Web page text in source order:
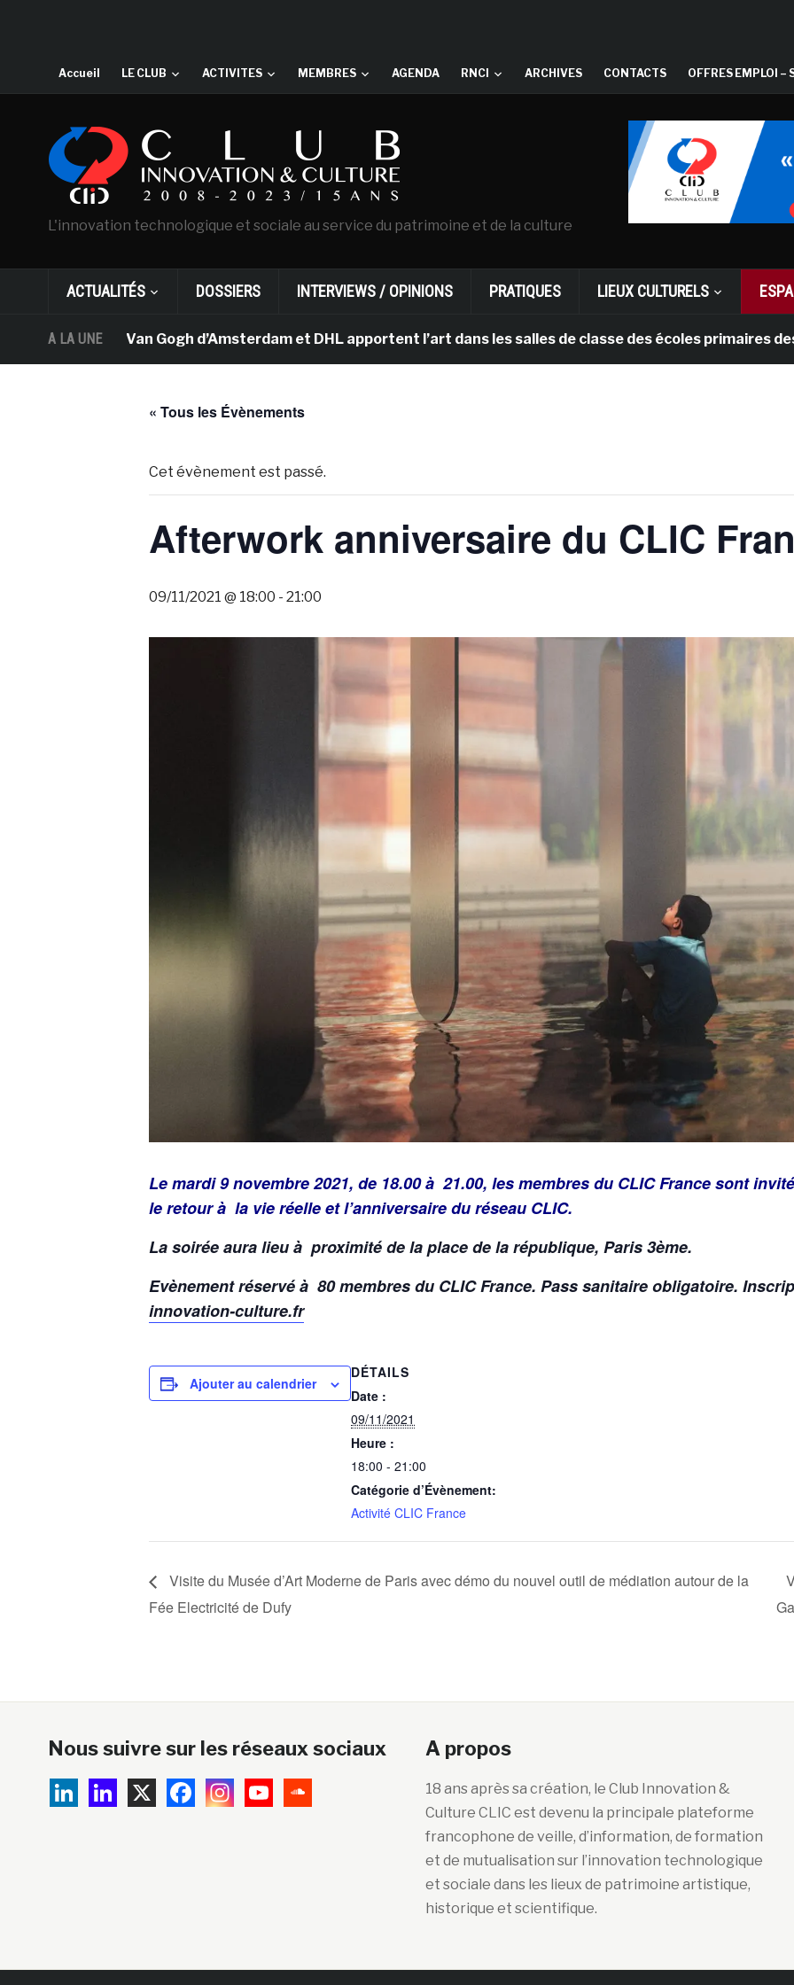
Accueil LE CLUB ACTIVITES MEMBRES AGENDA RNCI ARCHIVES CONTACTS OFFRES EMPLOI –
L'innovation technologique et sociale au service du patrimoine et de la culture
ACTUALITÉS DOSSIERS INTERVIEWS / OPINIONS PRATIQUES LIEUX CULTURELS
A LA UNE
Le musée Van Gogh d’Amsterdam et DHL apportent l’art dans les salles de classe des écoles primaires des
« Tous les Évènements
Cet évènement est passé.
Afterwork anniversaire du CLIC
09/11/2021 @ 18:00 - 21:00
Le mardi 9 novembre 2021, de 18.00 à 21.00, les membres du CLIC France sont
le retour à la vie réelle et l’anniversaire du réseau CLIC.
La soirée aura lieu à proximité de la place de la république, Paris 3ème.
Evènementréservé à 80 membres du CLIC France. Pass sanitaire obligatoire.
innovation-culture.fr
Ajouter au calendrier
DÉTAILS
Date :
09/11/2021
Heure :
18:00 - 21:00
Catégorie d’Évènement:
Activité CLIC France
Visite du Musée d’Art Moderne de Paris avec démo du nouvel outil de médiation autour de la
Fée Electricité de Dufy
Nous suivre sur les réseaux sociaux A propos
18 ans après sa création, le Club Innovation &
Culture CLIC est devenu la principale plateforme
francophone de veille, d’information, de formation
et de mutualisation sur l’innovation technologique
et sociale dans les lieux de patrimoine artistique,
historique et scientifique.